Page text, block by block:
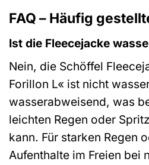
FAQ – Häufig
Ist die Fleecejacke
Nein, die Schöffel
Forillon L« ist nicht
wasserabweisend, was
leichten Regen oder
kann. Für starken Regen
Aufenthalte im Freien bei